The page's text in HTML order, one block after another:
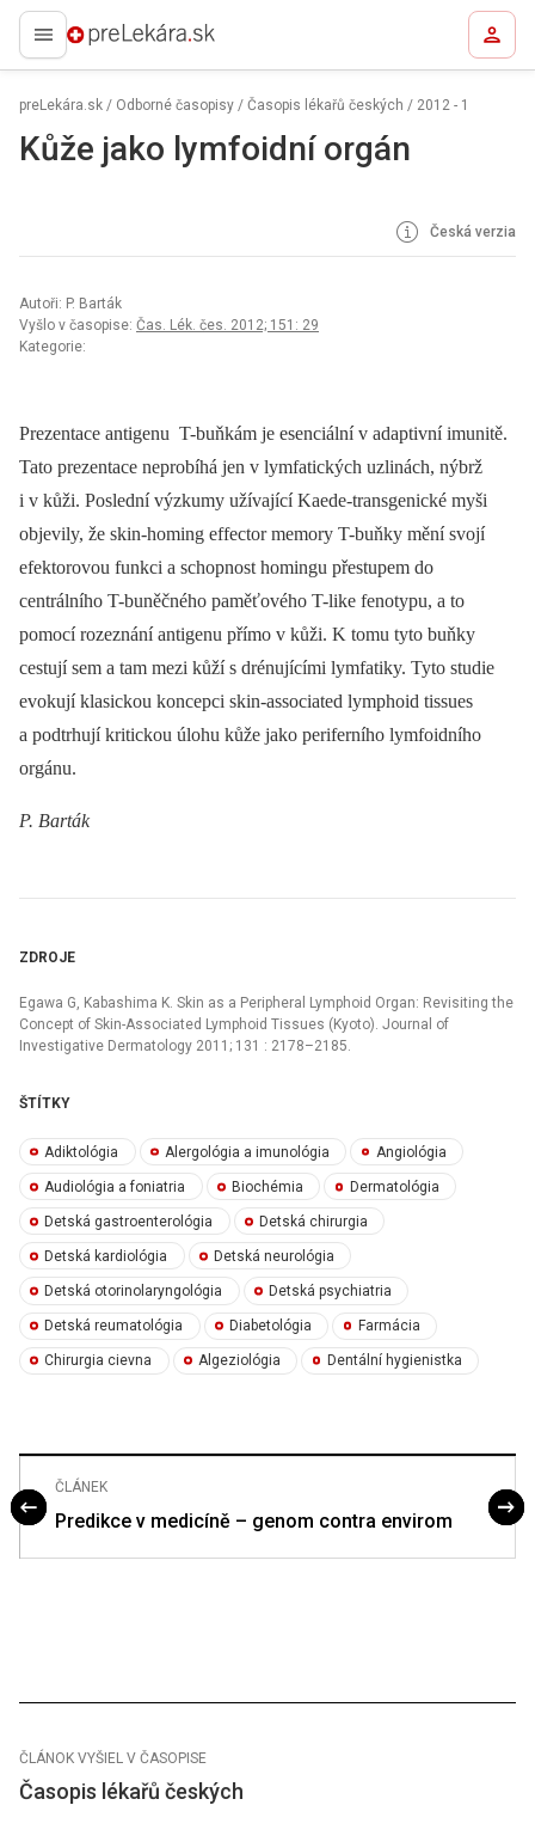
preLekára.sk
preLekára.sk / Odborné časopisy / Časopis lékařů českých / 2012 - 1
Kůže jako lymfoidní orgán
Česká verzia
Autoři: P. Barták
Vyšlo v časopise: Čas. Lék. čes. 2012; 151: 29
Kategorie:
Prezentace antigenu T-buňkám je esenciální v adaptivní imunitě.
Tato prezentace neprobíhá jen v lymfatických uzlinách, nýbrž
i v kůži. Poslední výzkumy užívající Kaede-transgenické myši
objevily, že skin-homing effector memory T-buňky mění svojí
efektorovou funkci a schopnost homingu přestupem do
centrálního T-buněčného paměťového T-like fenotypu, a to
pomocí rozeznání antigenu přímo v kůži. K tomu tyto buňky
cestují sem a tam mezi kůží s drénujícími lymfatiky. Tyto studie
evokují klasickou koncepci skin-associated lymphoid tissues
a podtrhují kritickou úlohu kůže jako periferního lymfoidního
orgánu.
P. Barták
ZDROJE
Egawa G, Kabashima K. Skin as a Peripheral Lymphoid Organ: Revisiting the
Concept of Skin-Associated Lymphoid Tissues (Kyoto). Journal of
Investigative Dermatology 2011; 131 : 2178–2185.
ŠTÍTKY
Adiktológia Alergológia a imunológia Angiológia
Audiológia a foniatria Biochémia Dermatológia
Detská gastroenterológia Detská chirurgia
Detská kardiológia Detská neurológia
Detská otorinolaryngológia Detská psychiatria
Detská reumatológia Diabetológia Farmácia
Chirurgia cievna Algeziológia Dentální hygienistka
ČLÁNEK
Predikce v medicíně – genom contra envirom
ČLÁNOK VYŠIEL V ČASOPISE
Časopis lékařů českých